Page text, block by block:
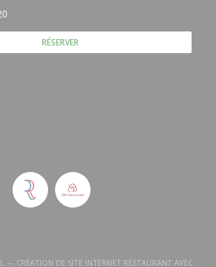
RÉSERVER
une nouvelle fenêtre))
((ouvre une nouvelle fenêtre))
— CRÉATION DE SITE INTERNET RESTAURANT AVEC